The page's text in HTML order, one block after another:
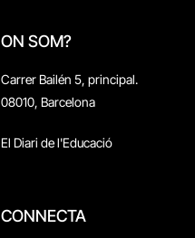
ON SOM?
Carrer Bailén 5, principal.
08010, Barcelona
El Diari de l'Educació
CONNECTA